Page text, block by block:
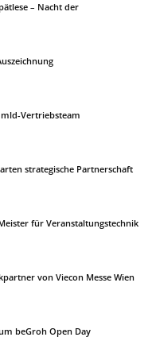
– Nacht der
Vertriebsteam
strategische Partnerschaft
für Veranstaltungstechnik
von Viecon Messe Wien
beGroh Open Day